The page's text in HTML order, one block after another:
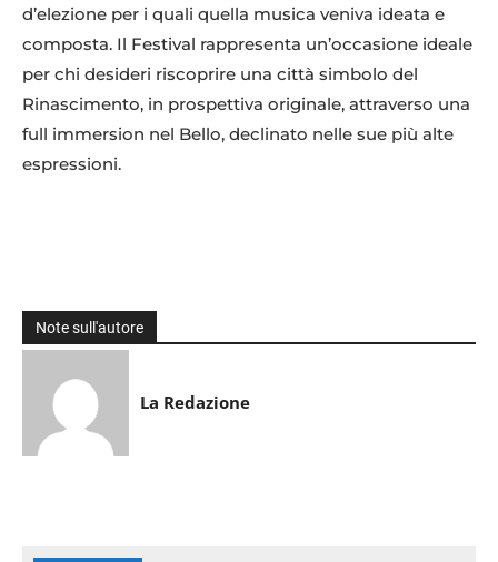
d’elezione per i quali quella musica veniva ideata e
composta. Il Festival rappresenta un’occasione ideale
per chi desideri riscoprire una città simbolo del
Rinascimento, in prospettiva originale, attraverso una
full immersion nel Bello, declinato nelle sue più alte
espressioni.
Note sull'autore
La Redazione